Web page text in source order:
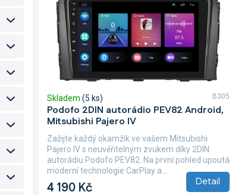
ů
Podofo 2DIN autorádio PEV82 Android,
Mitsubishi Pajero IV
Skladem (5 ks)
4 190 Kč Detail
Zažijte každý okamžik ve vašem Mitsubishi
Pajero IV s neuvěřitelným zvukem díky 2DIN
autorádiu Podofo PEV82. Na první pohled upoutá
moderní technologie CarPlay a...
B305